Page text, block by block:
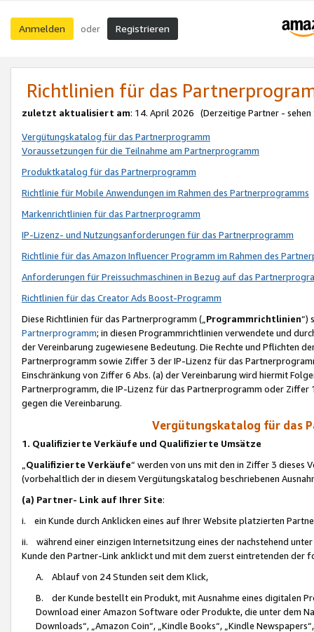
Anmelden oder Registrieren
Richtlinien für das
zuletzt aktualisiert am: 14. April 2026 (Derzeitige Partner - sehen
Vergütungskatalog für das Partnerprogramm
Voraussetzungen für die Teilnahme am Partnerprogramm
Produktkatalog für das Partnerprogramm
Richtlinie für Mobile Anwendungen im Rahmen des Partnerprogramms
Markenrichtlinien für das Partnerprogramm
IP-Lizenz- und Nutzungsanforderungen für das Partnerprogramm
Richtlinie für das Amazon Influencer Programm im Rahmen des
Anforderungen für Preissuchmaschinen in Bezug auf das
Richtlinien für das Creator Ads Boost-Programm
Diese Richtlinien für das Partnerprogramm („Programmrichtlinien“)
Partnerprogramm; in diesen Programmrichtlinien verwendete und
der Vereinbarung zugewiesene Bedeutung. Die Rechte und Pflichten
Partnerprogramm sowie Ziffer 3 der IP-Lizenz für das
Einschränkung von Ziffer 6 Abs. (a) der Vereinbarung wird hiermit
Partnerprogramm, die IP-Lizenz für das Partnerprogramm oder
gegen die Vereinbarung.
Vergütungskatalog für das
1. Qualifizierte Verkäufe und Qualifizierte Umsätze
Qualifizierte Verkäufe“ werden von uns mit den in Ziffer 3
(vorbehaltlich der in diesem Vergütungskatalog beschriebenen
(a) Partner- Link auf Ihrer Site:
i. ein Kunde durch Anklicken eines auf Ihrer Website platzierten
ii. während einer einzigen Internetsitzung eines der nachstehend
Kunde den Partner-Link anklickt und mit dem zuerst eintretenden der
A. Ablauf von 24 Stunden seit dem Klick,
B. der Kunde bestellt ein Produkt, mit Ausnahme eines digitalen
Download einer Amazon Software oder Produkte, die unter dem
Downloads“, „Amazon Coin“, „Kindle Books“, „Kindle